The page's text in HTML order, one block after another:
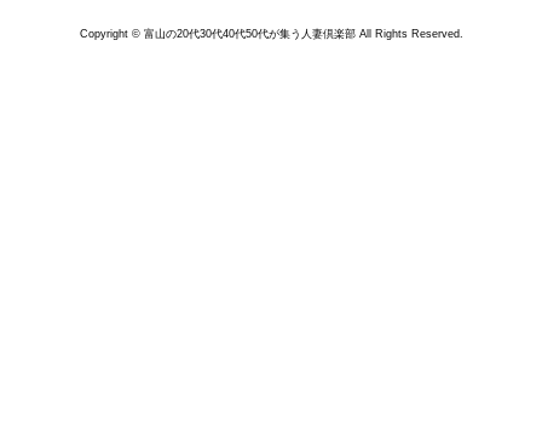
Copyright © 富山の20代30代40代50代が集う人妻倶楽部 All Rights Reserved.